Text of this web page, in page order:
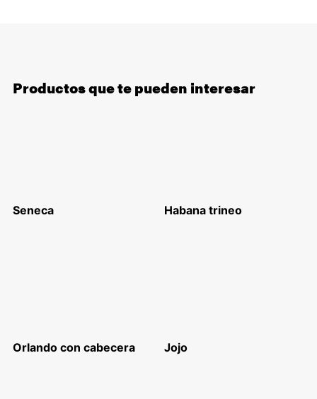
Productos que te pueden interesar
Seneca Habana trineo
Orlando con cabecera Jojo